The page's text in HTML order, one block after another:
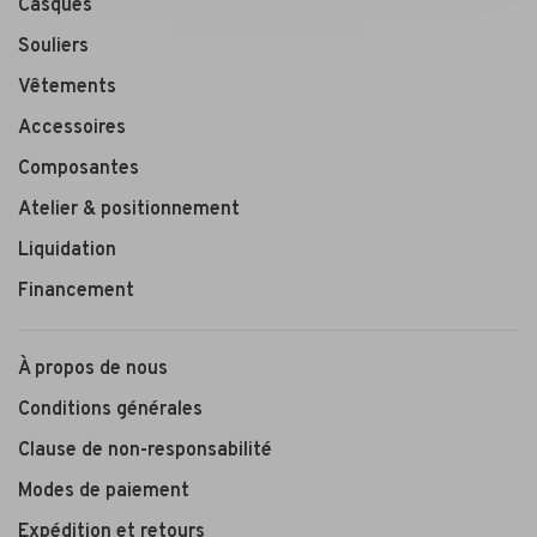
Casques
Souliers
Vêtements
Accessoires
Composantes
Atelier & positionnement
Liquidation
Financement
À propos de nous
Conditions générales
Clause de non-responsabilité
Modes de paiement
Expédition et retours